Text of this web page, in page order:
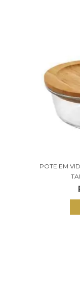
POTE EM